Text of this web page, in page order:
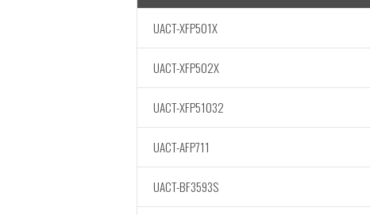
UACT-XFP501X
UACT-XFP502X
UACT-XFP51032
UACT-AFP711
UACT-BF3593S